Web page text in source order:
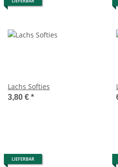
Lachs Softies
3,80 € *
LIEFERBAR